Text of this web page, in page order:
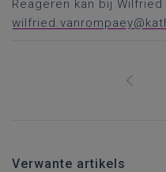
Reageren kan bij Wilfried
Verwante artikels